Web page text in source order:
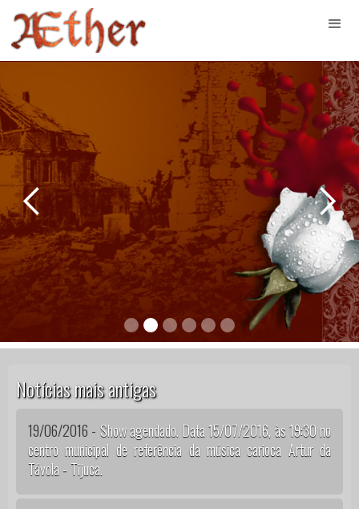
Notícias mais antigas
19/06/2016 - Show agendado. Data 15/07/2016, às 19:30 no
centro municipal de referência da música carioca Artur da
Távola - Tijuca.